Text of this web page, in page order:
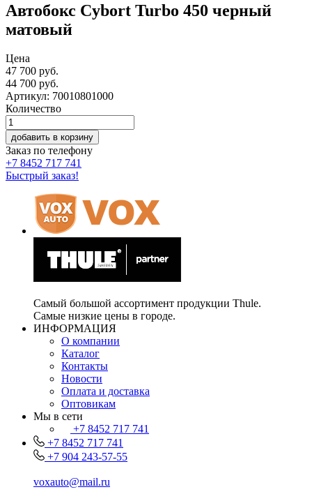
Автобокс Cybort Turbo 450 черный
матовый
Цена
47 700 руб.
44 700 руб.
Артикул: 70010801000
Количество
добавить в корзину
Заказ по телефону
+7 8452 717 741
Быстрый заказ!
Самый большой ассортимент продукции Thule.
Самые низкие цены в городе.
ИНФОРМАЦИЯ
О компании
Каталог
Контакты
Новости
Оплата и доставка
Оптовикам
Мы в сети
+7 8452 717 741
+7 8452 717 741
+7 904 243-57-55
voxauto@mail.ru